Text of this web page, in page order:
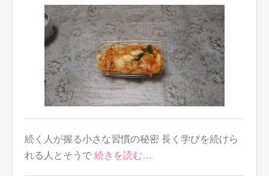
続く人が握る小さな習慣の秘密 長く学びを続けら
れる人とそうで 続きを読む…